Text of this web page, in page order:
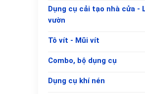
Dụng cụ cải tạo nhà cửa -
vườn
Tô vít - Mũi vít
Combo, bộ dụng cụ
Dụng cụ khí nén